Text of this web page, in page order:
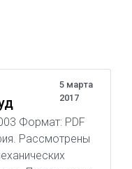
5 марта
2017
Формат: PDF
Рассмотрены